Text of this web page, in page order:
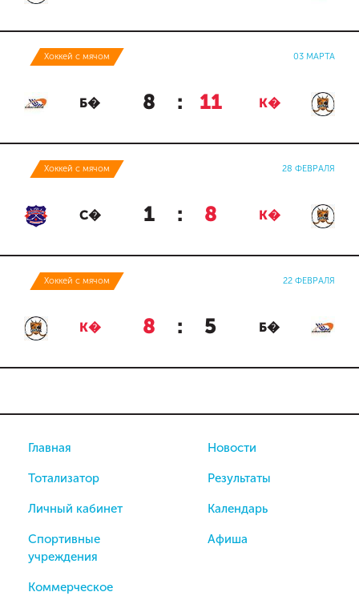
Хоккей с мячом 03 МАРТА
Б� 8 : 11 К�
Хоккей с мячом 28 ФЕВРАЛЯ
С� 1 : 8 К�
Хоккей с мячом 22 ФЕВРАЛЯ
К� 8 : 5 Б�
Главная
Тотализатор
Личный кабинет
Спортивные
учреждения
Коммерческое
Новости
Результаты
Календарь
Афиша